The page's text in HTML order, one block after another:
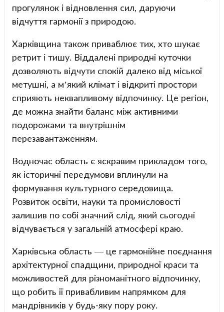
прогулянок і відновлення сил, даруючи
відчуття гармонії з природою.
Харківщина також приваблює тих, хто шукає
ретрит і тишу. Віддалені природні куточки
дозволяють відчути спокій далеко від міської
метушні, а м’який клімат і відкриті простори
сприяють неквапливому відпочинку. Це регіон,
де можна знайти баланс між активними
подорожами та внутрішнім
перезавантаженням.
Водночас область є яскравим прикладом того,
як історичні передумови вплинули на
формування культурного середовища.
Розвиток освіти, науки та промисловості
залишив по собі значний слід, який сьогодні
відчувається у загальній атмосфері краю.
Харківська область — це гармонійне поєднання
архітектурної спадщини, природної краси та
можливостей для різноманітного відпочинку,
що робить її привабливим напрямком для
мандрівників у будь-яку пору року.